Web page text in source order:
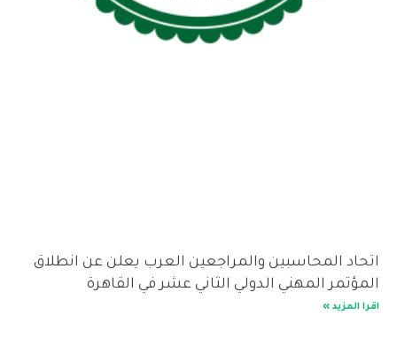
اتحاد المحاسبين والمراجعين العرب يعلن عن انطلاق
المؤتمر المهني الدولي الثاني عشر في القاهرة
اقرا المزيد »